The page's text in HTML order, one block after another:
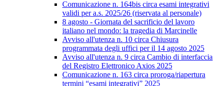
Comunicazione n. 164bis circa esami integrativi
validi per a.s. 2025/26 (riservata al personale)
8 agosto - Giornata del sacrificio del lavoro
italiano nel mondo: la tragedia di Marcinelle
Avviso all'utenza n. 10 circa Chiusura
programmata degli uffici per il 14 agosto 2025
Avviso all'utenza n. 9 circa Cambio di interfaccia
del Registro Elettronico Axios 2025
Comunicazione n. 163 circa proroga/riapertura
termini “esami integrativi” 2025